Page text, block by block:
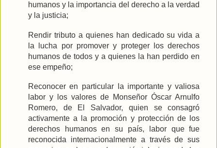
humanos y la importancia del derecho a la verdad
y la justicia;
Rendir tributo a quienes han dedicado su vida a
la lucha por promover y proteger los derechos
humanos de todos y a quienes la han perdido en
ese empeño;
Reconocer en particular la importante y valiosa
labor y los valores de Monseñor Óscar Arnulfo
Romero, de El Salvador, quien se consagró
activamente a la promoción y protección de los
derechos humanos en su país, labor que fue
reconocida internacionalmente a través de sus